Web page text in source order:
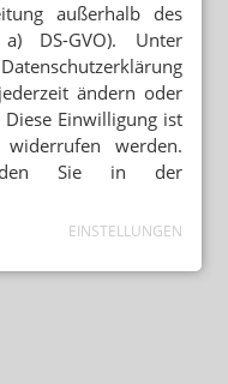
außerhalb des
DS-GVO). Unter
ändern oder
Einwilligung ist
werden.
Sie in der
EINSTELLUNGEN